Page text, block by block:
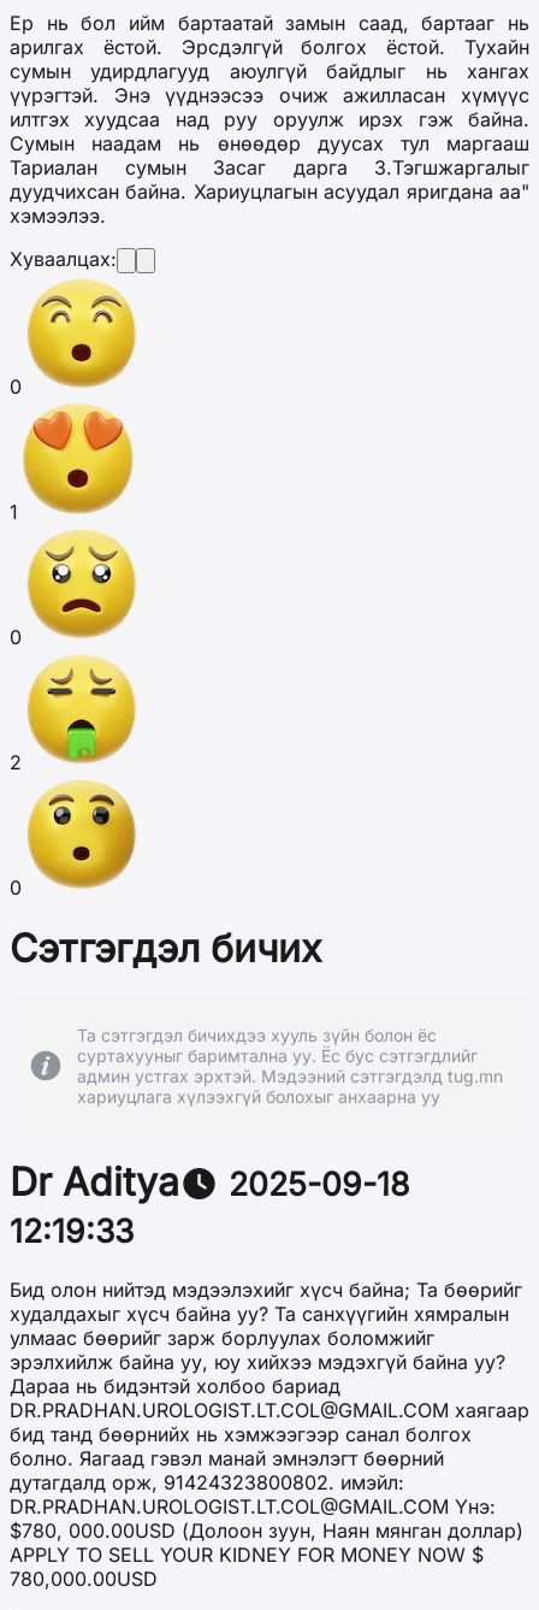
Ер нь бол ийм бартаатай замын саад, бартааг нь
арилгах ёстой. Эрсдэлгүй болгох ёстой. Тухайн
сумын удирдлагууд аюулгүй байдлыг нь хангах
үүрэгтэй. Энэ үүднээсээ очиж ажилласан хүмүүс
илтгэх хуудсаа над руу оруулж ирэх гэж байна.
Сумын наадам нь өнөөдөр дуусах тул маргааш
Тариалан сумын Засаг дарга З.Тэгшжаргалыг
дуудчихсан байна. Хариуцлагын асуудал яригдана аа"
хэмээлээ.
Хуваалцах:
0
1
0
2
0
Сэтгэгдэл бичих
Та сэтгэгдэл бичихдээ хууль зүйн болон ёс
суртахууныг баримтална уу. Ёс бус сэтгэгдлийг
админ устгах эрхтэй. Мэдээний сэтгэгдэлд tug.mn
хариуцлага хүлээхгүй болохыг анхаарна уу
Dr Aditya
2025-09-18
12:19:33
Бид олон нийтэд мэдээлэхийг хүсч байна; Та бөөрийг
худалдахыг хүсч байна уу? Та санхүүгийн хямралын
улмаас бөөрийг зарж борлуулах боломжийг
эрэлхийлж байна уу, юу хийхээ мэдэхгүй байна уу?
Дараа нь бидэнтэй холбоо бариад
DR.PRADHAN.UROLOGIST.LT.COL@GMAIL.COM хаягаар
бид танд бөөрнийх нь хэмжээгээр санал болгох
болно. Яагаад гэвэл манай эмнэлэгт бөөрний
дутагдалд орж, 91424323800802. имэйл:
DR.PRADHAN.UROLOGIST.LT.COL@GMAIL.COM Yнэ:
$780, 000.00USD (Долоон зуун, Наян мянган доллар)
APPLY TO SELL YOUR KIDNEY FOR MONEY NOW $
780,000.00USD